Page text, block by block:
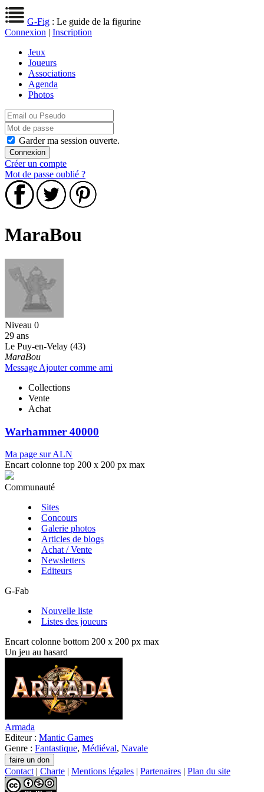
G-Fig : Le guide de la figurine
Connexion | Inscription
Jeux
Joueurs
Associations
Agenda
Photos
Garder ma session ouverte.
Créer un compte
Mot de passe oublié ?
MaraBou
Niveau 0
29 ans
Le Puy-en-Velay (43)
MaraBou
Message Ajouter comme ami
Collections
Vente
Achat
Warhammer 40000
Ma page sur ALN
Encart colonne top 200 x 200 px max
Communauté
Sites
Concours
Galerie photos
Articles de blogs
Achat / Vente
Newsletters
Editeurs
G-Fab
Nouvelle liste
Listes des joueurs
Encart colonne bottom 200 x 200 px max
Un jeu au hasard
Armada
Editeur : Mantic Games
Genre : Fantastique, Médiéval, Navale
Contact | Charte | Mentions légales | Partenaires | Plan du site